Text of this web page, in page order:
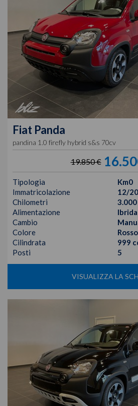
Fiat Panda
pandina 1.0 firefly hybrid s&s 70cv
19.850 €
Tipologia
Km0
Immatricolazione
12/
Chilometri
3.000
Alimentazione
Cambio
Colore
Rosso
Cilindrata
999
Posti
5
VISUALIZZA LA